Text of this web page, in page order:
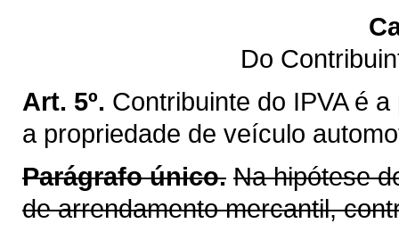
Do
Art. 5º. Contribuinte do IPVA é
a propriedade de veículo
Parágrafo único. Na hipótese
de arrendamento mercantil,